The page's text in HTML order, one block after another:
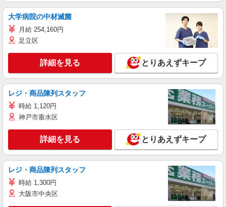
大学病院の中材滅菌
月給 254,160円
足立区
詳細を見る とりあえずキープ
レジ・商品陳列スタッフ
時給 1,120円
神戸市垂水区
詳細を見る とりあえずキープ
レジ・商品陳列スタッフ
時給 1,300円
大阪市中央区